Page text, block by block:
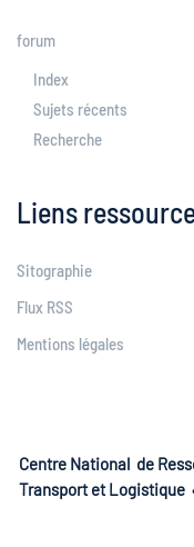
forum
Index
Sujets récents
Recherche
Liens
Sitographie
Flux RSS
Mentions légales
Centre National de
Transport et Logistique